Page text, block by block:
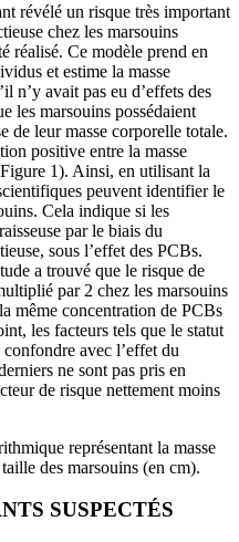
révélé un risque très important
chez les marsouins
réalisé. Ce modèle prend en
et estime la masse
n’y avait pas eu d’effets des
les marsouins possédaient
de leur masse corporelle totale.
positive entre la masse
1). Ainsi, en utilisant la
peuvent identifier le
Cela indique si les
par le biais du
sous l’effet des PCBs.
a trouvé que le risque de
par 2 chez les marsouins
même concentration de PCBs
les facteurs tels que le statut
avec l’effet du
ne sont pas pris en
de risque nettement moins
représentant la masse
des marsouins (en cm).
SUSPECTÉS